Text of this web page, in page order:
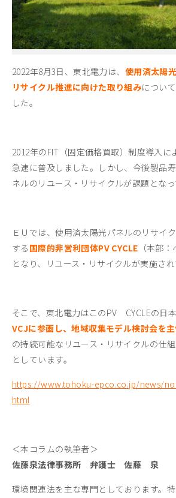
2022年8月3日、東北電力は、 使用済太陽
リサイクル推進に向けた取り組みについ
した。
2012年のFIT（固定価格買取）制度導入に
急速に普及しました。しかし、今後製品
ネルのリユース・リサイクルが課題となっ
ＥＵでは、使用済太陽光パネルのリサイ
する 国際的非営利団体PV CYCLE （本部
となり、リユース・リサイクルが実施され
そこで、東北電力はこのPV CYCLEの日
VCJに参画し、地域収集モデル検討会を
の持続可能なリユース・リサイクルの仕
としています。
https://www.tohoku-epco.co.jp/news/
html
＜本コラムの執筆者＞
佐藤泉法律事務所 弁護士 佐藤 泉
環境関連法を主な専門としております。